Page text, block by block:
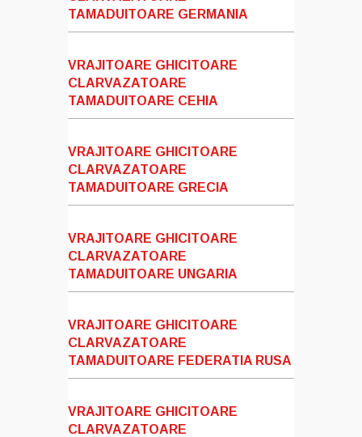
TAMADUITOARE GERMANIA
VRAJITOARE GHICITOARE
CLARVAZATOARE
TAMADUITOARE CEHIA
VRAJITOARE GHICITOARE
CLARVAZATOARE
TAMADUITOARE GRECIA
VRAJITOARE GHICITOARE
CLARVAZATOARE
TAMADUITOARE UNGARIA
VRAJITOARE GHICITOARE
CLARVAZATOARE
TAMADUITOARE FEDERATIA RUSA
VRAJITOARE GHICITOARE
CLARVAZATOARE